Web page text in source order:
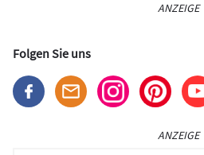
ANZEIGE
Folgen Sie uns
ANZEIGE